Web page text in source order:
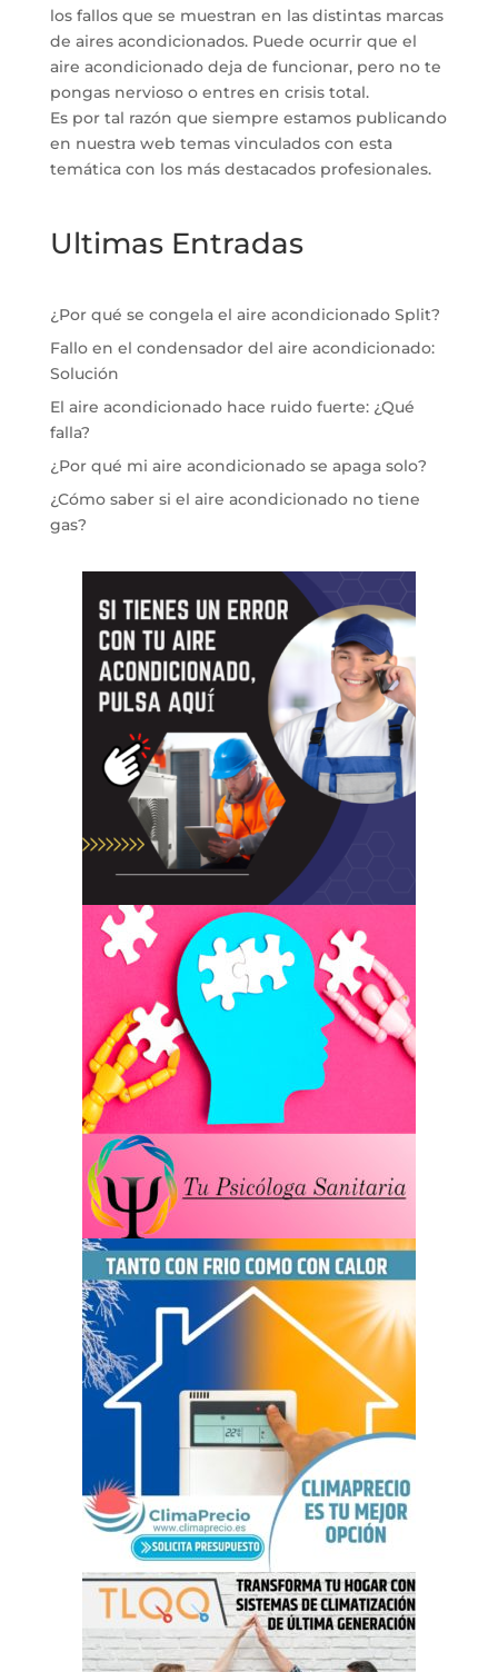
los fallos que se muestran en las distintas marcas
de aires acondicionados. Puede ocurrir que el
aire acondicionado deja de funcionar, pero no te
pongas nervioso o entres en crisis total.
Es por tal razón que siempre estamos publicando
en nuestra web temas vinculados con esta
temática con los más destacados profesionales.
Ultimas Entradas
¿Por qué se congela el aire acondicionado Split?
Fallo en el condensador del aire acondicionado:
Solución
El aire acondicionado hace ruido fuerte: ¿Qué
falla?
¿Por qué mi aire acondicionado se apaga solo?
¿Cómo saber si el aire acondicionado no tiene
gas?